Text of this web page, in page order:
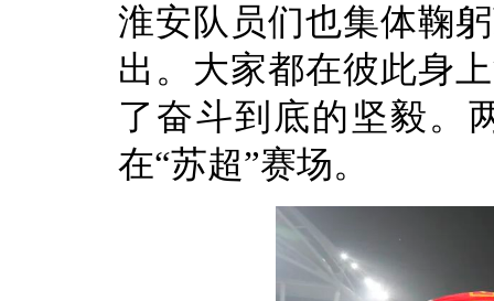
淮安队员们也集体鞠
出。大家都在彼此身
了奋斗到底的坚毅。
在“苏超”赛场。